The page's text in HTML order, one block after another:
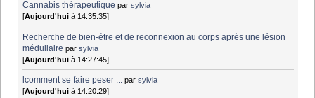
Cannabis thérapeutique parsylvia
[Aujourd'hui à 14:35:35]
Recherche de bien-être et de reconnexion au corps après une lésion
médullaire parsylvia
[Aujourd'hui à 14:27:45]
lcomment se faire peser ... parsylvia
[Aujourd'hui à 14:20:29]